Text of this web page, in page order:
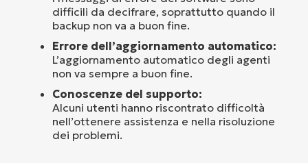
difficili da decifrare, soprattutto quando il
backup non va a buon fine.
Errore dell’aggiornamento automatico:
L’aggiornamento automatico degli agenti
non va sempre a buon fine.
Conoscenze del supporto:
Alcuni utenti hanno riscontrato difficoltà
nell’ottenere assistenza e nella risoluzione
dei problemi.